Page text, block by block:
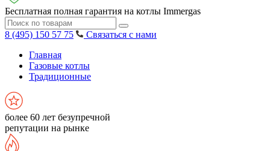
Бесплатная полная гарантия на котлы Immergas
8 (495) 150 57 75
Связаться с нами
Главная
Газовые котлы
Традиционные
более 60 лет безупречной
репутации на рынке